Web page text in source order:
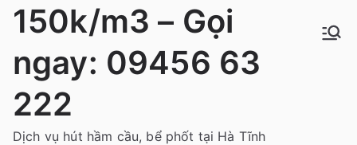
150k/m3 – Gọi
ngay: 09456 63
222
Dịch vụ hút hầm cầu, bể phốt tại Hà Tĩnh